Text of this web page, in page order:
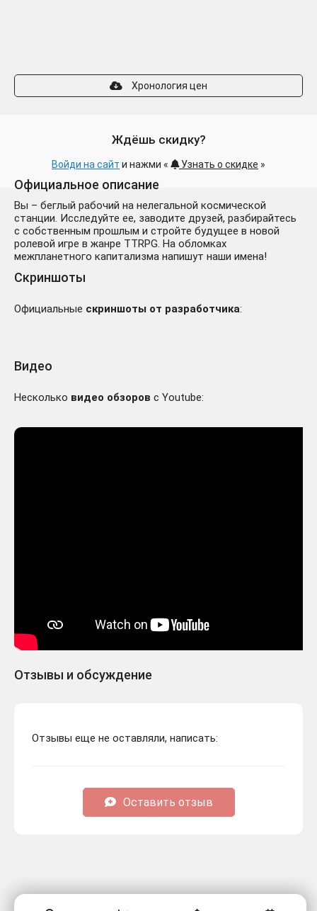
Хронология цен
Ждёшь скидку?
Войди на сайт и нажми « Узнать о скидке »
Официальное описание
Вы – беглый рабочий на нелегальной космической
станции. Исследуйте ее, заводите друзей, разбирайтесь
с собственным прошлым и стройте будущее в новой
ролевой игре в жанре TTRPG. На обломках
межпланетного капитализма напишут наши имена!
Скриншоты
Официальные скриншоты от разработчика:
Видео
Несколько видео обзоров с Youtube:
Отзывы и обсуждение
Отзывы еще не оставляли, написать:
Оставить отзыв